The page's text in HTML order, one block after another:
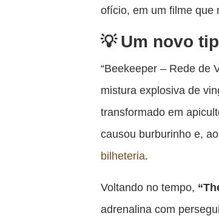
ofício, em um filme que
Um novo
“Beekeeper – Rede de
mistura explosiva de
transformado em
causou burburinho e,
bilheteria.
Voltando no tempo,
adrenalina com